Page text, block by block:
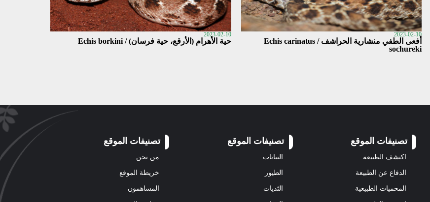
2023-02-10
أفعى الطفي منشارية الحراشف / Echis carinatus
sochureki
2023-02-10
حية الأهرام (الأرقع، حية فرسان) / Echis borkini
تصنيفات الموقع
اكتشف الطبيعة
الدفاع عن الطبيعة
المحميات الطبيعية
تصنيفات الموقع
النباتات
الطيور
الثديات
تصنيفات الموقع
من نحن
خريطة الموقع
المساهمون